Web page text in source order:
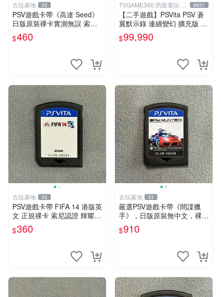
古玩基地 33
PSV遊戲卡帶《高達 Seed》
日版原裝裸卡實測無誤 索尼
專機獨享嚴選推薦 psv 高達
無誤卡帶
$460
TVGAME360 恐龍電玩-台
中店
8651
【二手遊戲】PSVita PSV 蒼
翼默示錄 連續變幻 擴充版 亞
洲日文版【台中恐龍電玩】
$99,990
古玩基地 33
PSV遊戲卡帶 FIFA 14 港版英
文 正規裸卡 索尼認證 輝耀推
薦 只限原機運行 多購享折 上
百張可惠 FIFA 14 PSV 港文
$360
古玩基地 33
嚴選PSV遊戲卡帶《間諜獵
手》，日版原裝無中文，裸卡
狀態保真，金手指微瑕，實測
完美兼容。限量收藏推薦！ p
$910